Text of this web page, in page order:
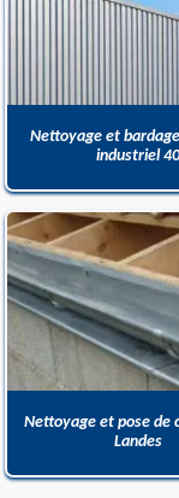
Nettoyage et
industriel 40
Nettoyage et pose de
Landes